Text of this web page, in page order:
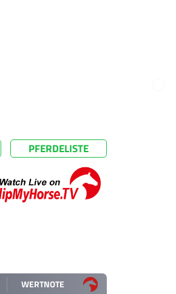
PFERDELISTE
WERTNOTE